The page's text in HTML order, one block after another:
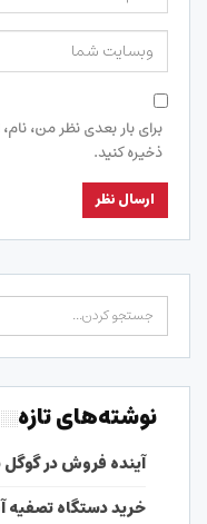
برای بار بعدی نظر من،
ذخیره کنید.
نوشته‌های تازه
آینده فروش در گوگل
خرید دستگاه تصفیه